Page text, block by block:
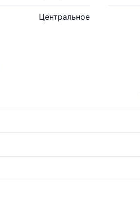
Центральное